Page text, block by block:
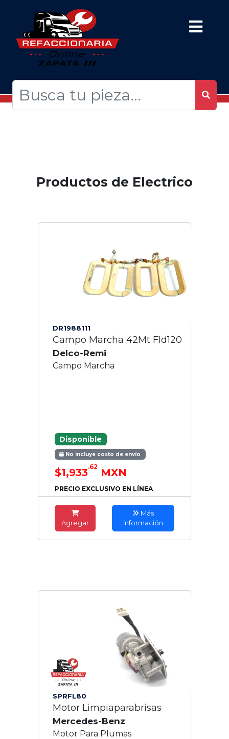
Productos de Electrico
DR1988111
Campo Marcha 42Mt Fld120
Delco-Remi
Campo Marcha
Disponible
No incluye costo de envío
$1,933.62 MXN
PRECIO EXCLUSIVO EN LÍNEA
Agregar
Más
información
SPRFL80
Motor Limpiaparabrisas
Mercedes-Benz
Motor Para Plumas